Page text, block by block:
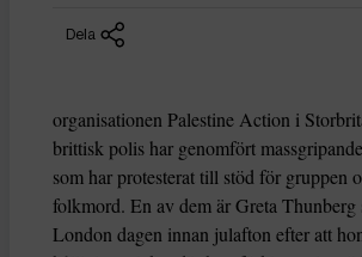
Dela
organisationen Palestine Action i
brittisk polis har genomfört
som har protesterat till stöd för gruppen
folkmord. En av dem är Greta Thunberg
London dagen innan julafton efter att